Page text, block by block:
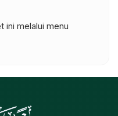
ini melalui menu